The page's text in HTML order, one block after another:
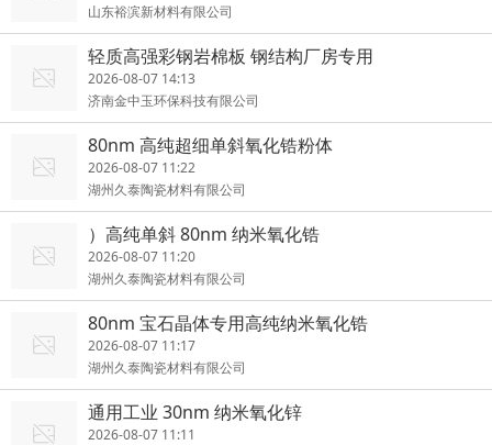
山东裕滨新材料有限公司
轻质高强彩钢岩棉板 钢结构厂房专用
2026-08-07 14:13
济南金中玉环保科技有限公司
80nm 高纯超细单斜氧化锆粉体
2026-08-07 11:22
湖州久泰陶瓷材料有限公司
）高纯单斜 80nm 纳米氧化锆
2026-08-07 11:20
湖州久泰陶瓷材料有限公司
80nm 宝石晶体专用高纯纳米氧化锆
2026-08-07 11:17
湖州久泰陶瓷材料有限公司
通用工业 30nm 纳米氧化锌
2026-08-07 11:11